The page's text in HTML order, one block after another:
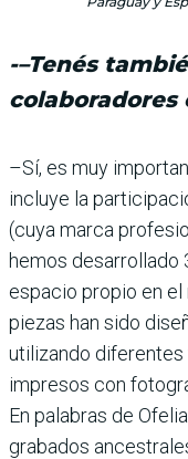
-–Tenés
colaboradores
–Sí, es muy
incluye la
(cuya marca
hemos desarrollado
espacio pro­pio en
piezas han sido
utilizando
impresos con
En palabras de
grabados